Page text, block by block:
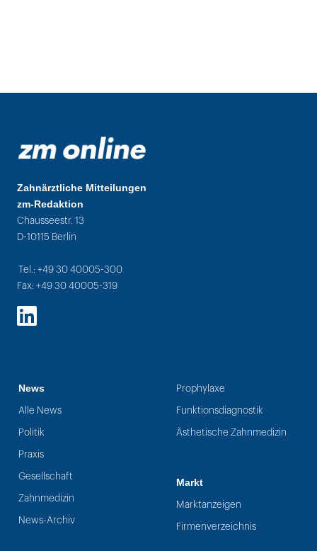
Zahnärztliche Mitteilungen
zm-Redaktion
Chausseestr. 13
D-10115 Berlin
Tel.: +49 30 40005-300
Fax: +49 30 40005-319
LinkedIn
News
Alle News
Politik
Praxis
Gesellschaft
Zahnmedizin
News-Archiv
Prophylaxe
Funktionsdiagnostik
Ästhetische Zahnmedizin
Markt
Marktanzeigen
Firmenverzeichnis